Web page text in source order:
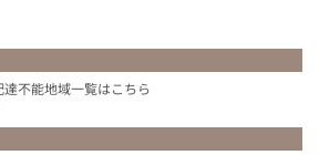
達不能地域一覧はこちら